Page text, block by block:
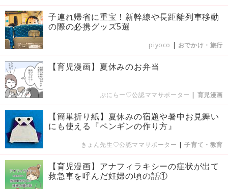
子連れ帰省に重宝！新幹線や長距離列車移動
の際の必携グッズ5選
piyoco | おでかけ・旅行
【育児漫画】夏休みのお弁当
ぷにらー♡公認ママサポーター | 育児漫画
【簡単折り紙】夏休みの宿題や暑中お見舞い
にも使える『ペンギンの作り方』
きょん先生♡公認ママサポーター |子育て・教育
【育児漫画】アナフィラキシーの症状が出て
救急車を呼んだ妊婦の頃の話①